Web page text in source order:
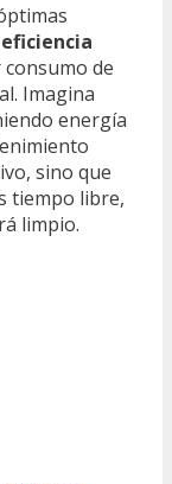
de
Imagina
energía
sino que
tiempo libre,
limpio.